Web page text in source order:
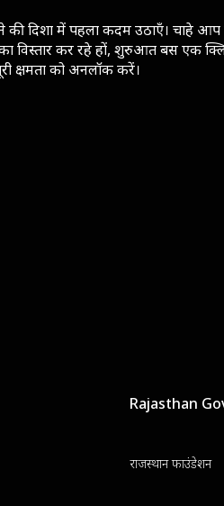
की दिशा में पहला कदम उठाएँ। चाहे आप
का विस्तार कर रहे हों, शुरुआत बस एक
क्षमता को अनलॉक करें।
Rajasthan
राजस्थान फाउंडेशन